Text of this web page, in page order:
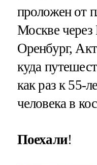
проложен от
Москве через
Оренбург,
куда
как раз к 55-
человека в
Поехали!